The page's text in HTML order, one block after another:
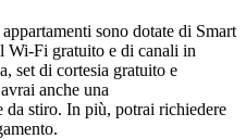
sono dotate di Smart
Wi-Fi gratuito e di canali in
set di cortesia gratuito e
anche una
da stiro. In più, potrai richiedere